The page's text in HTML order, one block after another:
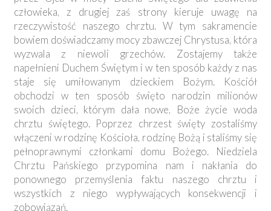
człowieka, z drugiej zaś strony kieruje uwagę na
rzeczywistość naszego chrztu. W tym sakramencie
bowiem doświadczamy mocy zbawczej Chrystusa, która
wyzwala z niewoli grzechów. Zostajemy także
napełnieni Duchem Świętym i w ten sposób każdy z nas
staje się umiłowanym dzieckiem Bożym. Kościół
obchodzi w ten sposób święto narodzin milionów
swoich dzieci, którym dała nowe, Boże życie woda
chrztu świętego. Poprzez chrzest święty zostaliśmy
włączeni w rodzinę Kościoła, rodzinę Bożą i staliśmy się
pełnoprawnymi członkami domu Bożego. Niedziela
Chrztu Pańskiego przypomina nam i nakłania do
ponownego przemyślenia faktu naszego chrztu i
wszystkich z niego wypływających konsekwencji i
zobowiązań.